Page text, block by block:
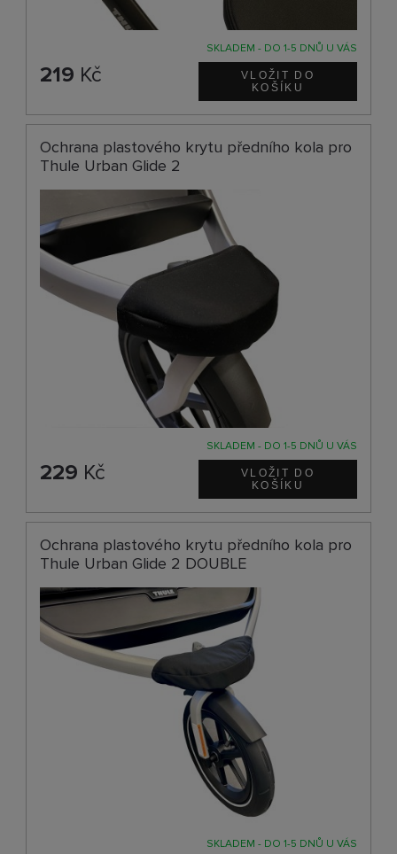
SKLADEM - DO 1-5 DNŮ U VÁS
219 Kč
Ochrana plastového krytu předního kola pro
Thule Urban Glide 2
SKLADEM - DO 1-5 DNŮ U VÁS
229 Kč
Ochrana plastového krytu předního kola pro
Thule Urban Glide 2 DOUBLE
SKLADEM - DO 1-5 DNŮ U VÁS